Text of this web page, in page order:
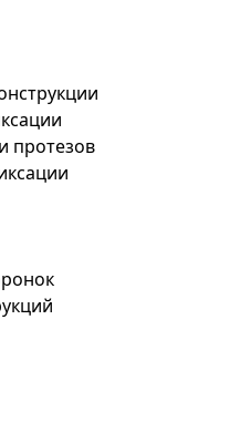
протезов